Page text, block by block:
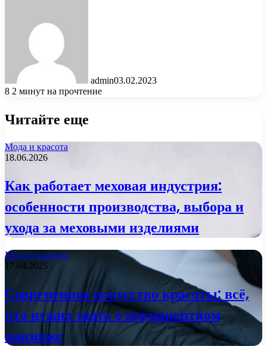
admin03.02.2023
8 2 минут на прочтение
Читайте еще
Мода и красота
18.06.2026
Как работает меховая индустрия:
особенности производства, выбора и
ухода за меховыми изделиями
Мода и красота
17.04.2025
Современное искусство красоты: всё,
что нужно знать о перманентном
макияже